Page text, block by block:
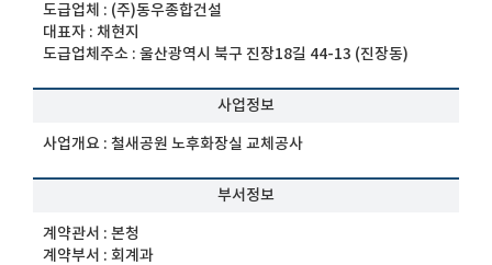
도급업체 : (주)동우종합건설
대표자 :채현지
도급업체주소 :울산광역시 북구 진장18길 44-13 (진장동)
사업정보
사업개요 :철새공원 노후화장실 교체공사
부서정보
계약관서 :본청
계약부서 : 회계과